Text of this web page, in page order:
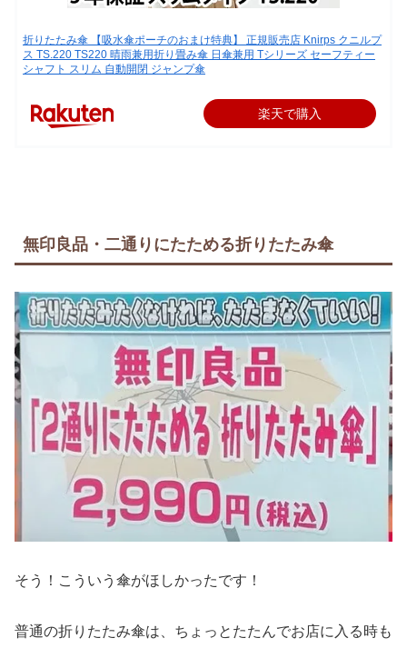
折りたたみ傘 【吸水傘ポーチのおまけ特典】 正規販売店 Knirps クニルプ
ス TS.220 TS220 晴雨兼用折り畳み傘 日傘兼用 Tシリーズ セーフティー
シャフト スリム 自動開閉 ジャンプ傘
楽天で購入
無印良品・二通りにたためる折りたたみ傘
そう！こういう傘がほしかったです！
普通の折りたたみ傘は、ちょっとたたんでお店に入る時も